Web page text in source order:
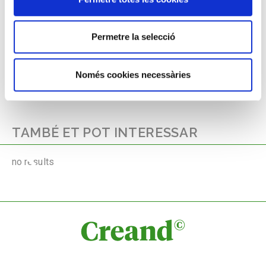
Permetre la selecció
Només cookies necessàries
Francesc Gimeno,1858 - 1927
TAMBÉ ET POT INTERESSAR
no results